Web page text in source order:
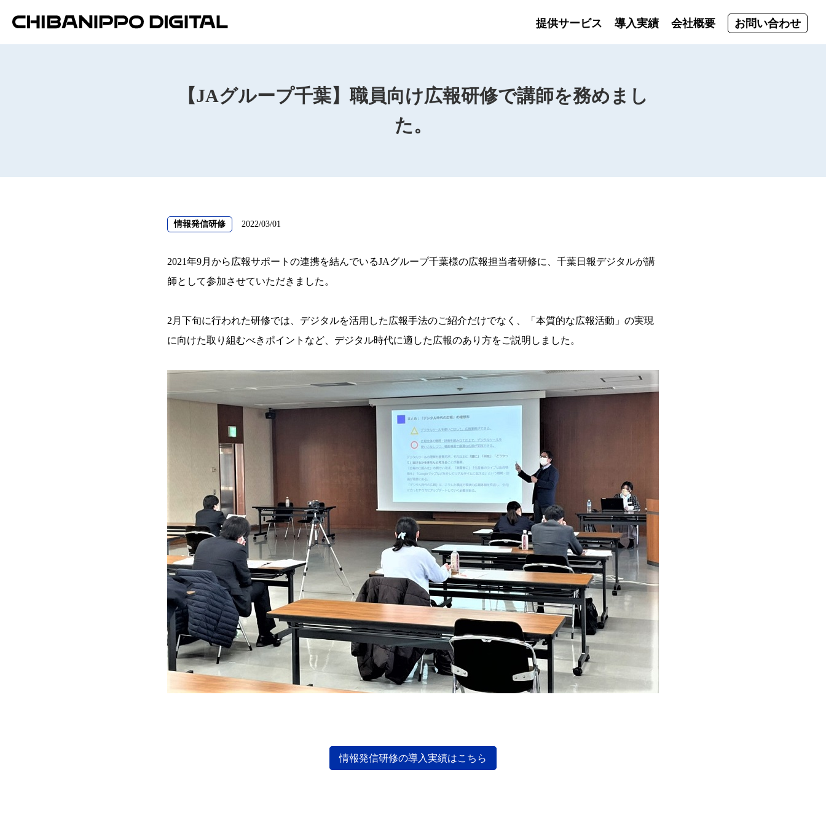
提供サービス 導入実績 会社概要 お問い合わせ
【JAグループ千葉】職員向け広報研修で講師を務めまし
た。
情報発信研修 2022/03/01
2021年9月から広報サポートの連携を結んでいるJAグループ千葉様の広報担当者研修に、千葉日報デジタルが講
師として参加させていただきました。
2月下旬に行われた研修では、デジタルを活用した広報手法のご紹介だけでなく、「本質的な広報活動」の実現
に向けた取り組むべきポイントなど、デジタル時代に適した広報のあり方をご説明しました。
情報発信研修の導入実績はこちら